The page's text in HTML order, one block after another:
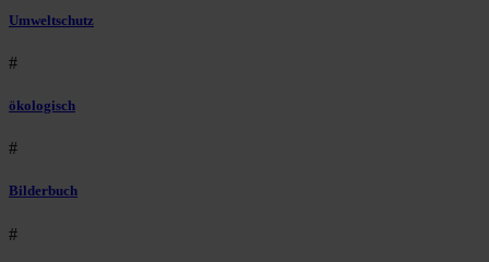
Umweltschutz
#
ökologisch
#
Bilderbuch
#